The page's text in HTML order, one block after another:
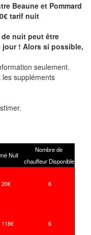
Beaune et Pommard
tarif nuit
nuit peut être
jour ! Alors si possible,
seulement.
suppléments
Nuit
Nombre de
chauffeur Disponible
20€ 6
118€ 6